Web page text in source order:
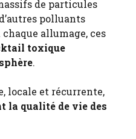
de particules
polluants
allumage, ces
toxique
.
locale et récurrente,
la qualité de vie des